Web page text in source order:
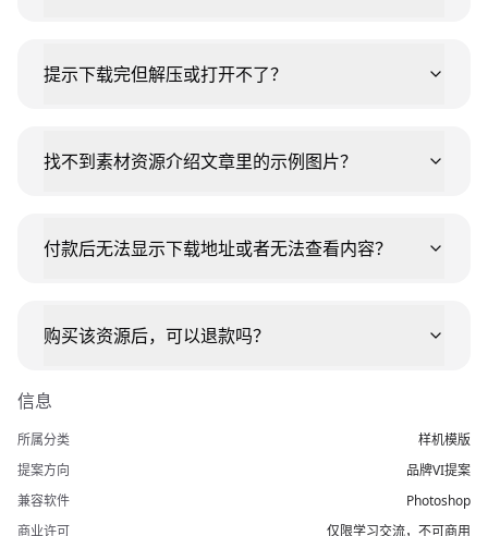
提示下载完但解压或打开不了？
找不到素材资源介绍文章里的示例图片？
付款后无法显示下载地址或者无法查看内容？
购买该资源后，可以退款吗？
信息
所属分类
样机模版
提案方向
品牌VI提案
兼容软件
Photoshop
商业许可
仅限学习交流，不可商用